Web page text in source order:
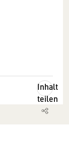
Inhalt
teilen